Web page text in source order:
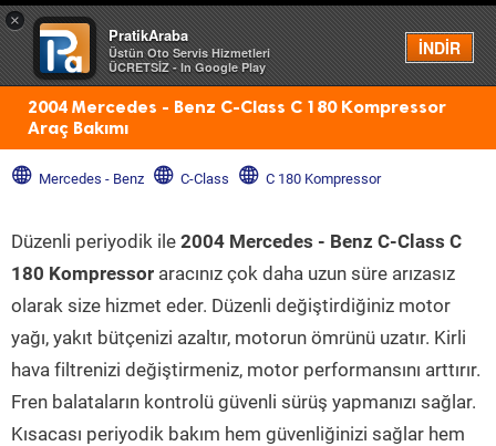
×
PratikAraba
Üstün Oto Servis Hizmetleri
ÜCRETSİZ - In Google Play
İNDİR
Menü
2004 Mercedes - Benz C-Class C 180 Kompressor
Araç Bakımı
Mercedes - Benz C-Class C 180 Kompressor
Düzenli periyodik ile 2004 Mercedes - Benz C-Class C
180 Kompressor aracınız çok daha uzun süre arızasız
olarak size hizmet eder. Düzenli değiştirdiğiniz motor
yağı, yakıt bütçenizi azaltır, motorun ömrünü uzatır. Kirli
hava filtrenizi değiştirmeniz, motor performansını arttırır.
Fren balataların kontrolü güvenli sürüş yapmanızı sağlar.
Kısacası periyodik bakım hem güvenliğinizi sağlar hem